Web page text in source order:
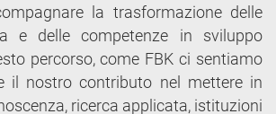
la trasformazione delle
e delle competenze in sviluppo
percorso, come FBK ci sentiamo
il nostro contributo nel mettere in
ricerca applicata, istituzioni